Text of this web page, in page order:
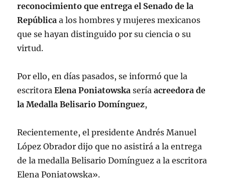
reconocimiento que entrega el Senado de la
Repúblicaa los hombres y mujeres mexicanos
que se hayan distinguido por su ciencia o su
virtud.
Por ello, en días pasados, se informó que la
escritoraElena Poniatowskaseríaacreedora de
la Medalla Belisario Domínguez,
Recientemente, el presidente Andrés Manuel
López Obrador dijo que no asistirá a la entrega
de la medalla Belisario Domínguez a la escritora
Elena Poniatowska».